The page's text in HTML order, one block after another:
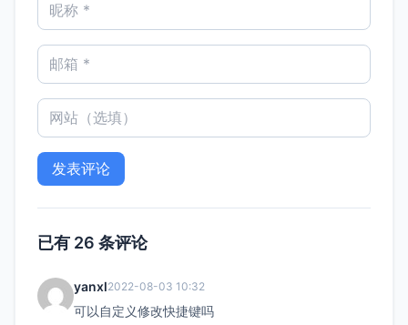
已有 26 条评论
yanxl2022-08-03 10:32
可以自定义修改快捷键吗